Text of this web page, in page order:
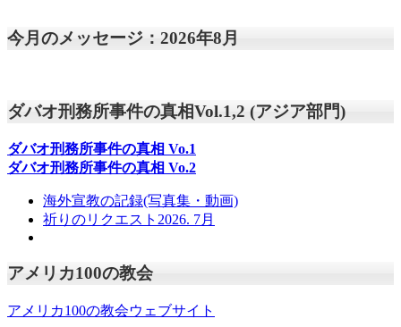
今月のメッセージ：2026年8月
ダバオ刑務所事件の真相Vol.1,2 (アジア部門)
ダバオ刑務所事件の真相 Vo.1
ダバオ刑務所事件の真相 Vo.2
海外宣教の記録(写真集・動画)
祈りのリクエスト2026. 7月
アメリカ100の教会
アメリカ100の教会ウェブサイト